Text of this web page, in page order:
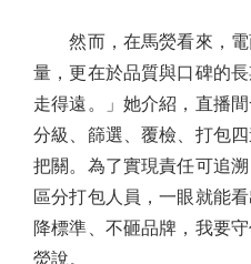
然而，在馬熒看來，電
量，更在於品質與口碑的
走得遠。」她介紹，直播
分級、篩選、覆檢、打包
把關。為了實現責任可追
區分打包人員，一眼就能
降標準、不砸品牌，我要
熒說。